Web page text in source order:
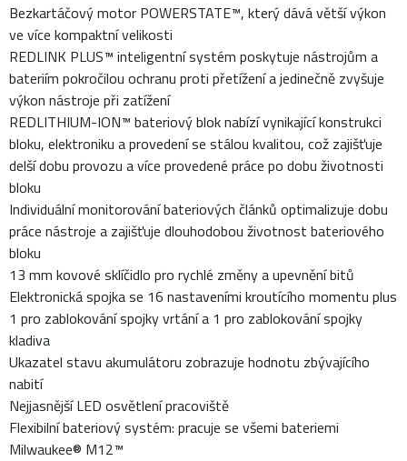
Bezkartáčový motor POWERSTATE™, který dává větší výkon
ve více kompaktní velikosti
REDLINK PLUS™ inteligentní systém poskytuje nástrojům a
bateriím pokročilou ochranu proti přetížení a jedinečně zvyšuje
výkon nástroje při zatížení
REDLITHIUM-ION™ bateriový blok nabízí vynikající konstrukci
bloku, elektroniku a provedení se stálou kvalitou, což zajišťuje
delší dobu provozu a více provedené práce po dobu životnosti
bloku
Individuální monitorování bateriových článků optimalizuje dobu
práce nástroje a zajišťuje dlouhodobou životnost bateriového
bloku
13 mm kovové sklíčidlo pro rychlé změny a upevnění bitů
Elektronická spojka se 16 nastaveními kroutícího momentu plus
1 pro zablokování spojky vrtání a 1 pro zablokování spojky
kladiva
Ukazatel stavu akumulátoru zobrazuje hodnotu zbývajícího
nabití
Nejjasnější LED osvětlení pracoviště
Flexibilní bateriový systém: pracuje se všemi bateriemi
Milwaukee® M12™